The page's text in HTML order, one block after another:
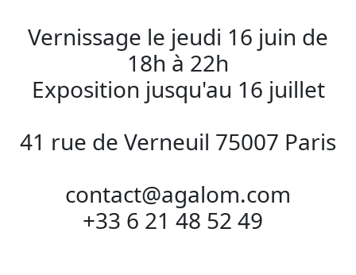
Vernissage le jeudi 16 juin de
18h à 22h
Exposition jusqu'au 16 juillet
41 rue de Verneuil 75007 Paris
contact@agalom.com
+33 6 21 48 52 49